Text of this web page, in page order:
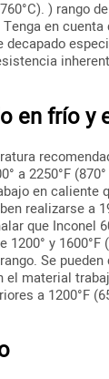
) rango
en cuenta
decapado
en frío y
a 2250°F
en caliente
realizarse a
que Inconel
y 1600°F
Se
el material
a 1200°F